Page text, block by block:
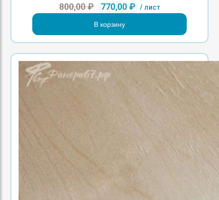
800,00₽
Первоначальная
цена
составляла
800,00 ₽.
770,00 ₽
Текущая
цена:
/ лист
В корзину